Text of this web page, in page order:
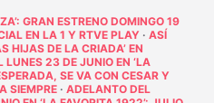
GRAN ESTRENO DOMINGO 19
EN LA 1 Y RTVE PLAY· ASÍ
HIJAS DE LA CRIADA’ EN
LUNES 23 DE JUNIO EN ‘LA
SE VA CON CESAR Y
SIEMPRE· ADELANTO DEL